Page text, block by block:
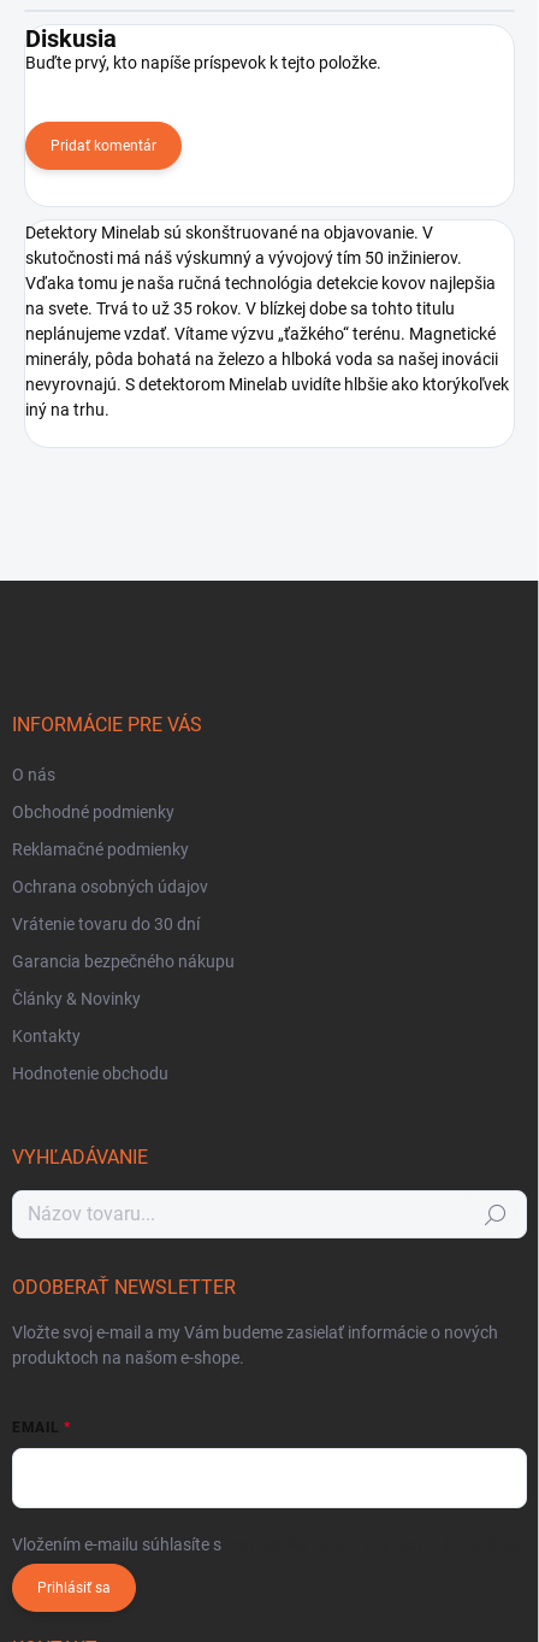
Diskusia
Buďte prvý, kto napíše príspevok k tejto položke.
Pridať komentár
Detektory Minelab sú skonštruované na objavovanie. V
skutočnosti má náš výskumný a vývojový tím 50 inžinierov.
Vďaka tomu je naša ručná technológia detekcie kovov najlepšia
na svete. Trvá to už 35 rokov. V blízkej dobe sa tohto titulu
neplánujeme vzdať. Vítame výzvu „ťažkého“ terénu. Magnetické
minerály, pôda bohatá na železo a hlboká voda sa našej inovácii
nevyrovnajú. S detektorom Minelab uvidíte hlbšie ako ktorýkoľvek
iný na trhu.
INFORMÁCIE PRE VÁS
O nás
Obchodné podmienky
Reklamačné podmienky
Ochrana osobných údajov
Vrátenie tovaru do 30 dní
Garancia bezpečného nákupu
Články & Novinky
Kontakty
Hodnotenie obchodu
VYHĽADÁVANIE
Hľadať
ODOBERAŤ NEWSLETTER
Vložte svoj e-mail a my Vám budeme zasielať informácie o nových
produktoch na našom e-shope.
EMAIL
Vložením e-mailu súhlasíte s
Prihlásiť sa